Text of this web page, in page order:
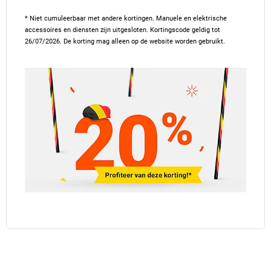
* Niet cumuleerbaar met andere kortingen. Manuele en elektrische
accessoires en diensten zijn uitgesloten. Kortingscode geldig tot
26/07/2026. De korting mag alleen op de website worden gebruikt.